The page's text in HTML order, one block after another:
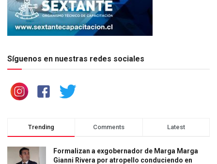
Síguenos en nuestras redes sociales
Trending Comments Latest
Formalizan a exgobernador de Marga Marga
Gianni Rivera por atropello conduciendo en